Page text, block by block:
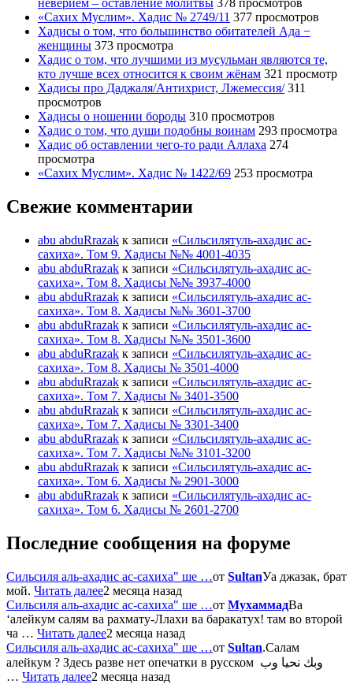
неверием – оставление молитвы 378 просмотров
«Сахих Муслим». Хадис № 2749/11 377 просмотров
Хадисы о том, что большинство обитателей Ада −
женщины 373 просмотра
Хадис о том, что лучшими из мусульман являются те,
кто лучше всех относится к своим жёнам 321 просмотр
Хадисы про Даджаля/Антихрист, Лжемессия/ 311
просмотров
Хадисы о ношении бороды 310 просмотров
Хадис о том, что души подобны воинам 293 просмотра
Хадис об оставлении чего-то ради Аллаха 274
просмотра
«Сахих Муслим». Хадис № 1422/69 253 просмотра
Свежие комментарии
abu abduRrazak к записи «Сильсилятуль-ахадис ас-
сахиха». Том 9. Хадисы №№ 4001-4035
abu abduRrazak к записи «Сильсилятуль-ахадис ас-
сахиха». Том 8. Хадисы №№ 3937-4000
abu abduRrazak к записи «Сильсилятуль-ахадис ас-
сахиха». Том 8. Хадисы №№ 3601-3700
abu abduRrazak к записи «Сильсилятуль-ахадис ас-
сахиха». Том 8. Хадисы №№ 3501-3600
abu abduRrazak к записи «Сильсилятуль-ахадис ас-
сахиха». Том 8. Хадисы № 3501-4000
abu abduRrazak к записи «Сильсилятуль-ахадис ас-
сахиха». Том 7. Хадисы № 3401-3500
abu abduRrazak к записи «Сильсилятуль-ахадис ас-
сахиха». Том 7. Хадисы № 3301-3400
abu abduRrazak к записи «Сильсилятуль-ахадис ас-
сахиха». Том 7. Хадисы №№ 3101-3200
abu abduRrazak к записи «Сильсилятуль-ахадис ас-
сахиха». Том 6. Хадисы № 2901-3000
abu abduRrazak к записи «Сильсилятуль-ахадис ас-
сахиха». Том 6. Хадисы № 2601-2700
Последние сообщения на форуме
Сильсиля аль-ахадис ас-сахиха" ше …от SultanУа джазак, брат
мой. Читать далее2 месяца назад
Сильсиля аль-ахадис ас-сахиха" ше …от МухаммадВа
‘алейкум салям ва рахмату-Ллахи ва баракатух! там во второй
ча … Читать далее2 месяца назад
Сильсиля аль-ахадис ас-сахиха" ше …от Sultan.Салам
алейкум ? Здесь разве нет опечатки в русском وبك نحيا وب
… Читать далее2 месяца назад